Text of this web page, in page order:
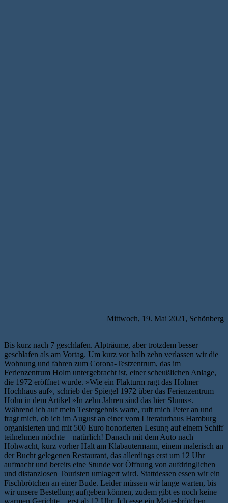
Mittwoch, 19. Mai 2021, Schönberg
Bis kurz nach 7 geschlafen. Alpträume, aber trotzdem besser
geschlafen als am Vortag. Um kurz vor halb zehn verlassen wir die
Wohnung und fahren zum Corona-Testzentrum, das im
Ferienzentrum Holm untergebracht ist, einer scheußlichen Anlage,
die 1972 eröffnet wurde. »Wie ein Flakturm ragt das Holmer
Hochhaus auf«, schrieb der Spiegel 1972 über das Ferienzentrum
Holm in dem Artikel »In zehn Jahren sind das hier Slums«.
Während ich auf mein Testergebnis warte, ruft mich Peter an und
fragt mich, ob ich im August an einer vom Literaturhaus Hamburg
organisierten und mit 500 Euro honorierten Lesung auf einem Schiff
teilnehmen möchte – natürlich! Danach mit dem Auto nach
Hohwacht, kurz vorher Halt am Klabautermann, einem malerisch an
der Bucht gelegenen Restaurant, das allerdings erst um 12 Uhr
aufmacht und bereits eine Stunde vor Öffnung von aufdringlichen
und distanzlosen Touristen umlagert wird. Stattdessen essen wir ein
Fischbrötchen an einer Bude. Leider müssen wir lange warten, bis
wir unsere Bestellung aufgeben können, zudem gibt es noch keine
warmen Gerichte – erst ab 12 Uhr. Ich esse ein Matjesbrötchen,